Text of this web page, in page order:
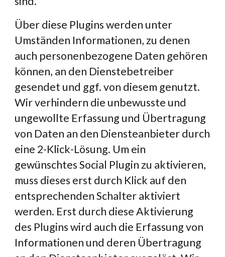
Über diese Plugins werden unter
Umständen Informationen, zu denen
auch personenbezogene Daten gehören
können, an den Dienstebetreiber
gesendet und ggf. von diesem genutzt.
Wir verhindern die unbewusste und
ungewollte Erfassung und Übertragung
von Daten an den Diensteanbieter durch
eine 2-Klick-Lösung. Um ein
gewünschtes Social Plugin zu aktivieren,
muss dieses erst durch Klick auf den
entsprechenden Schalter aktiviert
werden. Erst durch diese Aktivierung
des Plugins wird auch die Erfassung von
Informationen und deren Übertragung